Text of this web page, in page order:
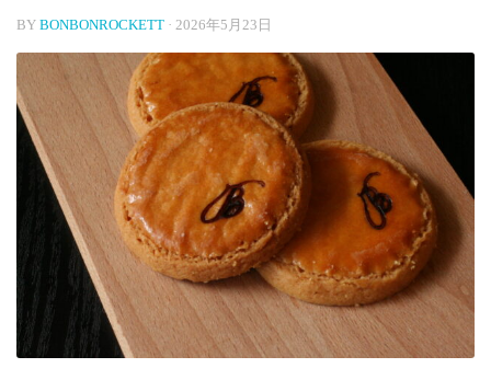
BY BONBONROCKETT · 2026年5月23日